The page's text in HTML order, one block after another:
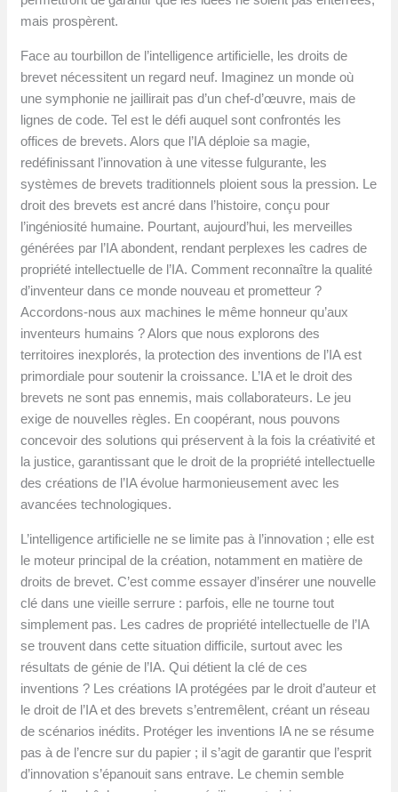
mais prospèrent.
Face au tourbillon de l’intelligence artificielle, les droits de
brevet nécessitent un regard neuf. Imaginez un monde où
une symphonie ne jaillirait pas d’un chef-d’œuvre, mais de
lignes de code. Tel est le défi auquel sont confrontés les
offices de brevets. Alors que l’IA déploie sa magie,
redéfinissant l’innovation à une vitesse fulgurante, les
systèmes de brevets traditionnels ploient sous la pression. Le
droit des brevets est ancré dans l’histoire, conçu pour
l’ingéniosité humaine. Pourtant, aujourd’hui, les merveilles
générées par l’IA abondent, rendant perplexes les cadres de
propriété intellectuelle de l’IA. Comment reconnaître la qualité
d’inventeur dans ce monde nouveau et prometteur ?
Accordons-nous aux machines le même honneur qu’aux
inventeurs humains ? Alors que nous explorons des
territoires inexplorés, la protection des inventions de l’IA est
primordiale pour soutenir la croissance. L’IA et le droit des
brevets ne sont pas ennemis, mais collaborateurs. Le jeu
exige de nouvelles règles. En coopérant, nous pouvons
concevoir des solutions qui préservent à la fois la créativité et
la justice, garantissant que le droit de la propriété intellectuelle
des créations de l’IA évolue harmonieusement avec les
avancées technologiques.
L’intelligence artificielle ne se limite pas à l’innovation ; elle est
le moteur principal de la création, notamment en matière de
droits de brevet. C’est comme essayer d’insérer une nouvelle
clé dans une vieille serrure : parfois, elle ne tourne tout
simplement pas. Les cadres de propriété intellectuelle de l’IA
se trouvent dans cette situation difficile, surtout avec les
résultats de génie de l’IA. Qui détient la clé de ces
inventions ? Les créations IA protégées par le droit d’auteur et
le droit de l’IA et des brevets s’entremêlent, créant un réseau
de scénarios inédits. Protéger les inventions IA ne se résume
pas à de l’encre sur du papier ; il s’agit de garantir que l’esprit
d’innovation s’épanouit sans entrave. Le chemin semble